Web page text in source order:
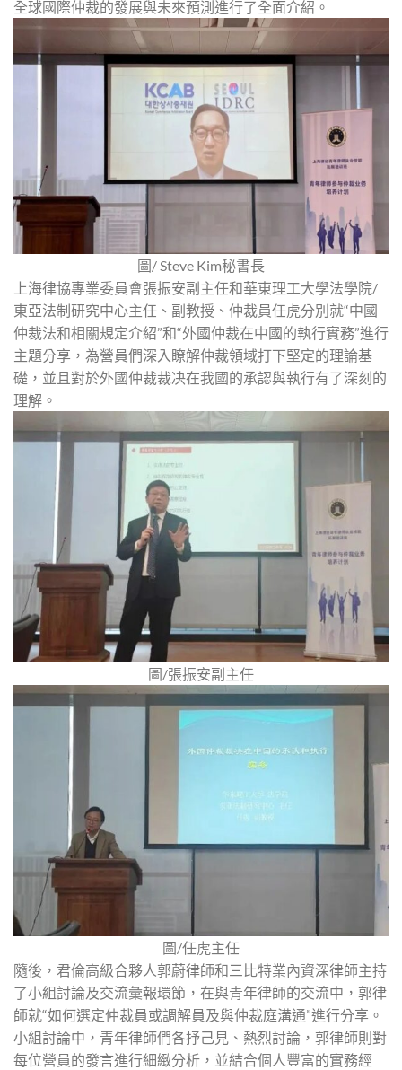
全球國際仲裁的發展與未來預測進行了全面介紹。
圖/ Steve Kim秘書長
上海律協專業委員會張振安副主任和華東理工大學法學院/
東亞法制研究中心主任、副教授、仲裁員任虎分別就“中國
仲裁法和相關規定介紹”和“外國仲裁在中國的執行實務”進行
主題分享，為營員們深入瞭解仲裁領域打下堅定的理論基
礎，並且對於外國仲裁裁决在我國的承認與執行有了深刻的
理解。
圖/張振安副主任
圖/任虎主任
隨後，君倫高級合夥人郭蔚律師和三比特業內資深律師主持
了小組討論及交流彙報環節，在與青年律師的交流中，郭律
師就“如何選定仲裁員或調解員及與仲裁庭溝通”進行分享。
小組討論中，青年律師們各抒己見、熱烈討論，郭律師則對
每位營員的發言進行細緻分析，並結合個人豐富的實務經